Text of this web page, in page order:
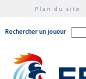
Plan du site
Rechercher un joueur